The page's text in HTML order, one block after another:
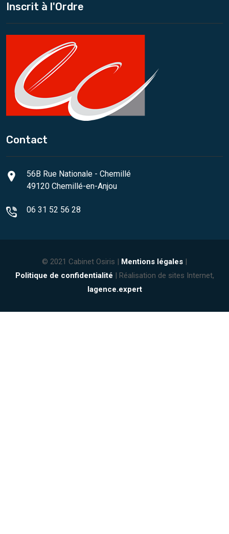
Inscrit à l'Ordre
Contact
56B Rue Nationale - Chemillé
49120 Chemillé-en-Anjou
06 31 52 56 28
© 2021 Cabinet Osiris | Mentions légales |
Politique de confidentialité | Réalisation de sites Internet,
lagence.expert